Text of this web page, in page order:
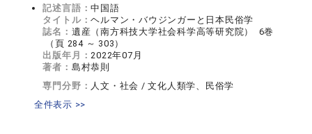
記述言語：中国語
タイトル：ヘルマン・バウジンガーと日本民俗学
誌名： 遺産（南方科技大学社会科学高等研究院） 6巻
（頁 284 ～ 303）
出版年月：2022年07月
著者： 島村恭則
専門分野： 人文・社会 / 文化人類学、民俗学
全件表示 >>